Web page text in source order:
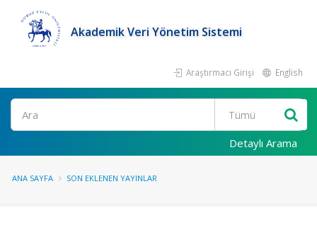
Akademik Veri Yönetim Sistemi
Araştırmacı Girişi English
Ara
Detaylı Arama
ANA SAYFA SON EKLENEN YAYINLAR